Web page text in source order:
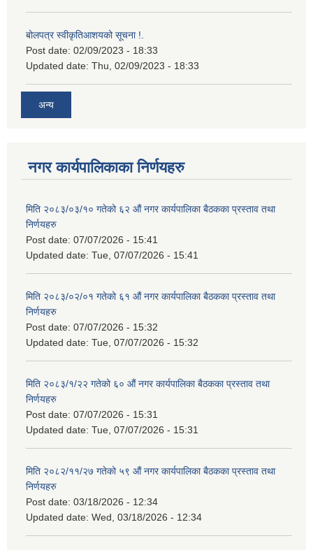
बोलपत्र स्वीकृतिआशयको सूचना !.
Post date: 02/09/2023 - 18:33
Updated date: Thu, 02/09/2023 - 18:33
अन्य
नगर कार्यपालिकाका निर्णयहरु
मिति २०८३/०३/१० गतेको ६२ औं नगर कार्यपालिका बैठकका प्रस्ताव तथा
निर्णयहरु
Post date: 07/07/2026 - 15:41
Updated date: Tue, 07/07/2026 - 15:41
मिति २०८३/०२/०१ गतेको ६१ औं नगर कार्यपालिका बैठकका प्रस्ताव तथा
निर्णयहरु
Post date: 07/07/2026 - 15:32
Updated date: Tue, 07/07/2026 - 15:32
मिति २०८३/१/२२ गतेको ६० औं नगर कार्यपालिका बैठकका प्रस्ताव तथा
निर्णयहरु
Post date: 07/07/2026 - 15:31
Updated date: Tue, 07/07/2026 - 15:31
मिति २०८२/११/२७ गतेको ५९ औं नगर कार्यपालिका बैठकका प्रस्ताव तथा
निर्णयहरु
Post date: 03/18/2026 - 12:34
Updated date: Wed, 03/18/2026 - 12:34